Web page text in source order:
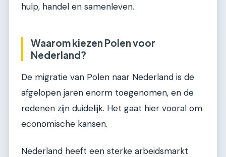
hulp, handel en samenleven.
Waarom kiezen Polen voor
Nederland?
De migratie van Polen naar Nederland is de
afgelopen jaren enorm toegenomen, en de
redenen zijn duidelijk. Het gaat hier vooral om
economische kansen.
Nederland heeft een sterke arbeidsmarkt